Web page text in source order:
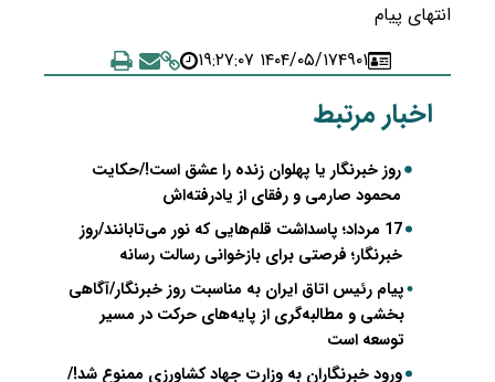
انتهای پیام
۴۹۰۱۱۴۰۴/۰۵/۱۷ ۱۹:۲۷:۰۷
اخبار مرتبط
روز خبرنگار یا پهلوان زنده را عشق است!/حکایت
محمود صارمی و رفقای از یادرفته‌اش
17 مرداد؛ پاسداشت قلم‌هایی که نور می‌تابانند/روز
خبرنگار؛ فرصتی برای بازخوانی رسالت رسانه
پیام رئیس اتاق ایران به مناسبت روز خبرنگار/آگاهی
بخشی و مطالبه‌گری از پایه‌های حرکت در مسیر
توسعه است
ورود خبرنگاران به وزارت جهاد کشاورزی ممنوع شد!/